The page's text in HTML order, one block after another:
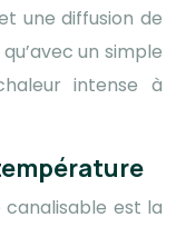
une diffusion de
un simple
intense à
est la